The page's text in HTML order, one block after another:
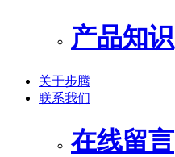
产品知识
关于步腾
联系我们
在线留言